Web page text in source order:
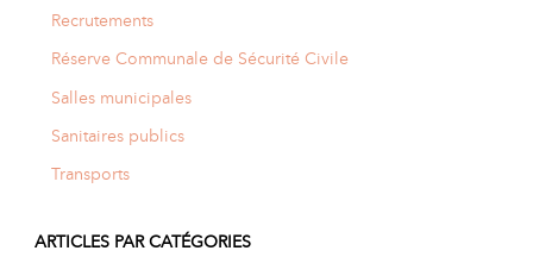
Recrutements
Réserve Communale de Sécurité Civile
Salles municipales
Sanitaires publics
Transports
ARTICLES PAR CATÉGORIES